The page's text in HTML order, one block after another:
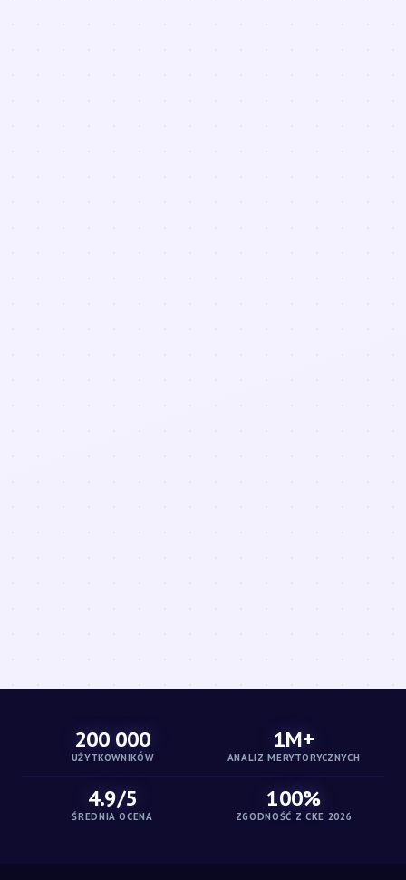
200 000
UŻYTKOWNIKÓW
1M+
ANALIZ MERYTORYCZNYCH
4.9/5
ŚREDNIA OCENA
100%
ZGODNOŚĆ Z CKE 2026